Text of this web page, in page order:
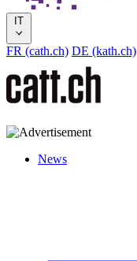
IT
FR (cath.ch) DE (kath.ch)
News